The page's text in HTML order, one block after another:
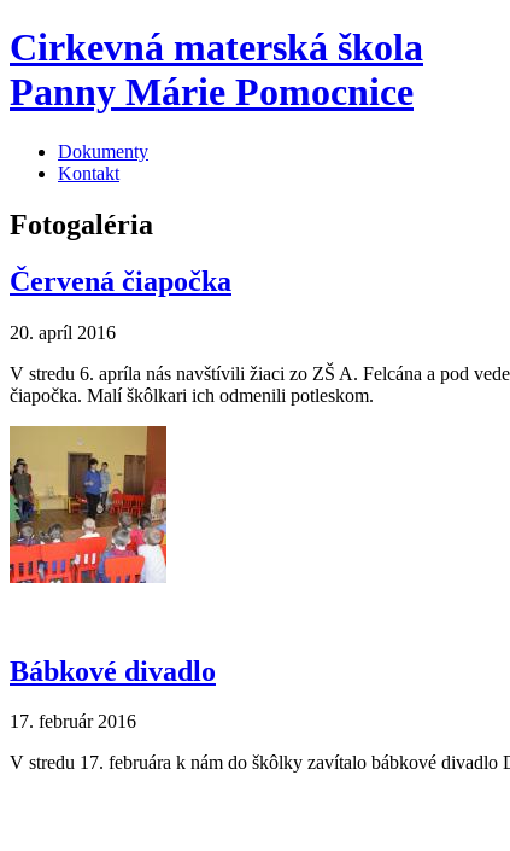
Cirkevná materská škola
Panny Márie Pomocnice
Dokumenty
Kontakt
Fotogaléria
Červená čiapočka
20. apríl 2016
V stredu 6. apríla nás navštívili žiaci zo ZŠ A. Felcána a pod
čiapočka. Malí škôlkari ich odmenili potleskom.
Bábkové divadlo
17. február 2016
V stredu 17. februára k nám do škôlky zavítalo bábkové